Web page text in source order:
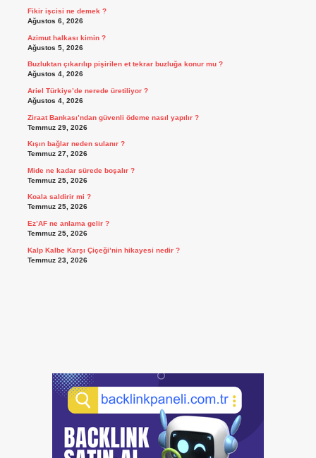
Fikir işcisi ne demek ?
Ağustos 6, 2026
Azimut halkası kimin ?
Ağustos 5, 2026
Buzluktan çıkarılıp pişirilen et tekrar buzluğa konur mu ?
Ağustos 4, 2026
Ariel Türkiye’de nerede üretiliyor ?
Ağustos 4, 2026
Ziraat Bankası’ndan güvenli ödeme nasıl yapılır ?
Temmuz 29, 2026
Kışın bağlar neden sulanır ?
Temmuz 27, 2026
Mide ne kadar sürede boşalır ?
Temmuz 25, 2026
Koala saldirir mi ?
Temmuz 25, 2026
Ez’AF ne anlama gelir ?
Temmuz 25, 2026
Kalp Kalbe Karşı Çiçeği’nin hikayesi nedir ?
Temmuz 23, 2026